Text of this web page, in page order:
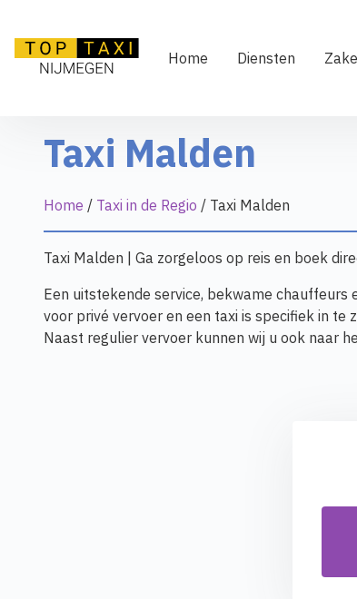
de
inhoud
Home Diensten
Taxi Malden
Home / Taxi in de Regio / Taxi Malden
Taxi Malden | Ga zorgeloos op reis en boek
Een uitstekende service, bekwame chauffeurs
voor privé vervoer en een taxi is specifiek in
Naast regulier vervoer kunnen wij u ook naar